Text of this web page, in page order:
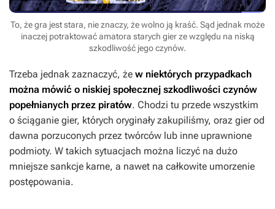
To, że gra jest stara, nie znaczy, że wolno ją kraść. Sąd jednak może
inaczej potraktować amatora starych gier ze względu na niską
szkodliwość jego czynów.
Trzeba jednak zaznaczyć, że w niektórych przypadkach
można mówić o niskiej społecznej szkodliwości czynów
popełnianych przez piratów. Chodzi tu przede wszystkim
o ściąganie gier, których oryginały zakupiliśmy, oraz gier od
dawna porzuconych przez twórców lub inne uprawnione
podmioty. W takich sytuacjach można liczyć na dużo
mniejsze sankcje karne, a nawet na całkowite umorzenie
postępowania.